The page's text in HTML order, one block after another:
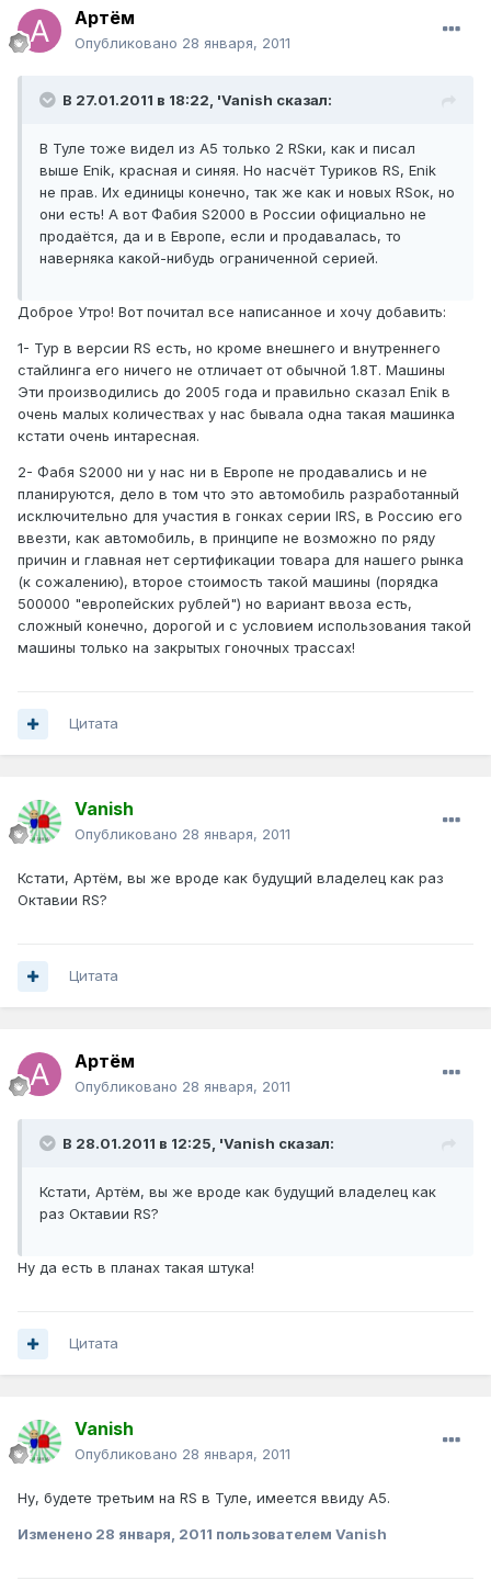
Артём
Опубликовано 28 января, 2011
В 27.01.2011 в 18:22, 'Vanish сказал:
В Туле тоже видел из А5 только 2 RSки, как и писал
выше Enik, красная и синяя. Но насчёт Туриков RS, Enik
не прав. Их единицы конечно, так же как и новых RSок, но
они есть! A вот Фабия S2000 в России официально не
продаётся, да и в Европе, если и продавалась, то
наверняка какой-нибудь ограниченной серией.
Доброе Утро! Вот почитал все написанное и хочу добавить:
1- Тур в версии RS есть, но кроме внешнего и внутреннего
стайлинга его ничего не отличает от обычной 1.8Т. Машины
Эти производились до 2005 года и правильно сказал Enik в
очень малых количествах у нас бывала одна такая машинка
кстати очень интаресная.
2- Фабя S2000 ни у нас ни в Европе не продавались и не
планируются, дело в том что это автомобиль разработанный
исключительно для участия в гонках серии IRS, в Россию его
ввезти, как автомобиль, в принципе не возможно по ряду
причин и главная нет сертификации товара для нашего рынка
(к сожалению), второе стоимость такой машины (порядка
500000 "европейских рублей") но вариант ввоза есть,
сложный конечно, дорогой и с условием использования такой
машины только на закрытых гоночных трассах!
Цитата
Vanish
Опубликовано 28 января, 2011
Кстати, Артём, вы же вроде как будущий владелец как раз
Октавии RS?
Цитата
Артём
Опубликовано 28 января, 2011
В 28.01.2011 в 12:25, 'Vanish сказал:
Кстати, Артём, вы же вроде как будущий владелец как
раз Октавии RS?
Ну да есть в планах такая штука!
Цитата
Vanish
Опубликовано 28 января, 2011
Ну, будете третьим на RS в Туле, имеется ввиду А5.
Изменено 28 января, 2011 пользователем Vanish